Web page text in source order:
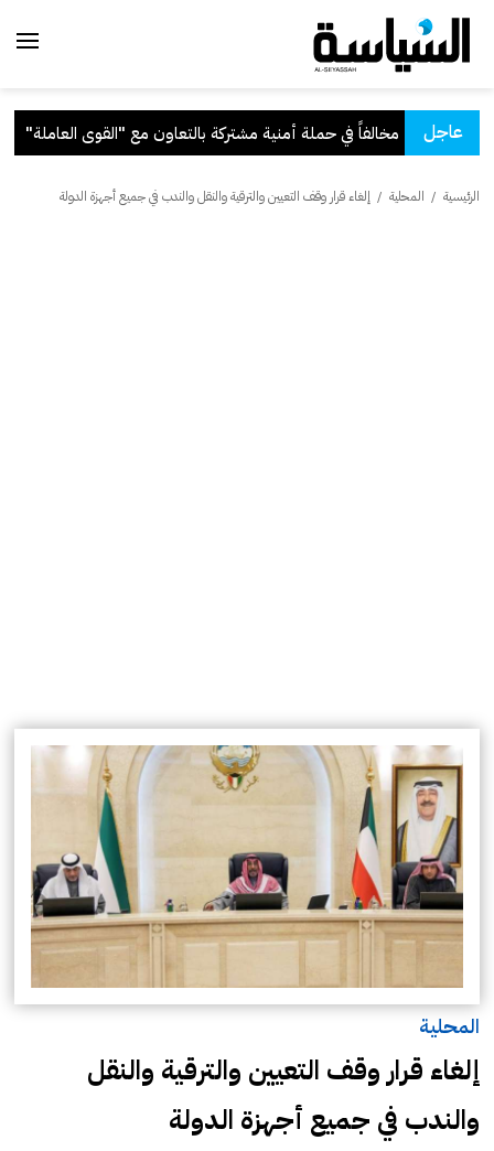
عاجلبالتعاون مع "القوى العاملة" .
الرئيسية / المحلية / إلغاء قرار وقف التعيين والترقية والنقل والندب في جميع أجهزة الدولة
المحلية
إلغاء قرار وقف التعيين والترقية والنقل
والندب في جميع أجهزة الدولة